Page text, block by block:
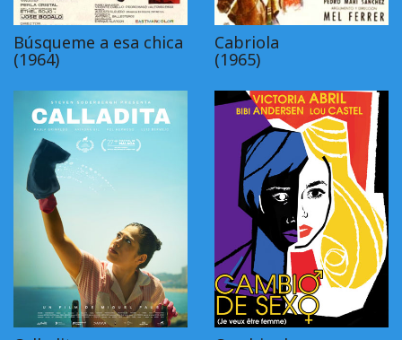
Búsqueme a esa chica
(1964)
Cabriola
(1965)